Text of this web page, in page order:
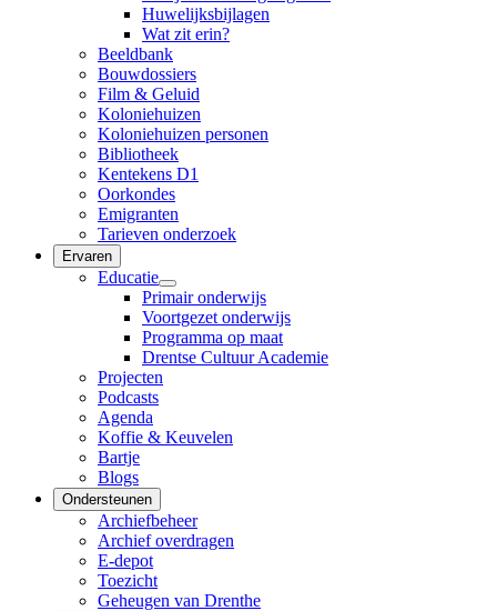
Huwelijksbijlagen
Wat zit erin?
Beeldbank
Bouwdossiers
Film & Geluid
Koloniehuizen
Koloniehuizen personen
Bibliotheek
Kentekens D1
Oorkondes
Emigranten
Tarieven onderzoek
Ervaren
Educatie
Primair onderwijs
Voortgezet onderwijs
Programma op maat
Drentse Cultuur Academie
Projecten
Podcasts
Agenda
Koffie & Keuvelen
Bartje
Blogs
Ondersteunen
Archiefbeheer
Archief overdragen
E-depot
Toezicht
Geheugen van Drenthe